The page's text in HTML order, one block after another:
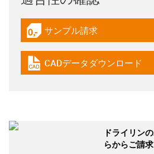
igus-icon-gratismuster
サンプル請求
igus-icon-cad-dateien
CADデータダウンロード
ドライリン
らからご請